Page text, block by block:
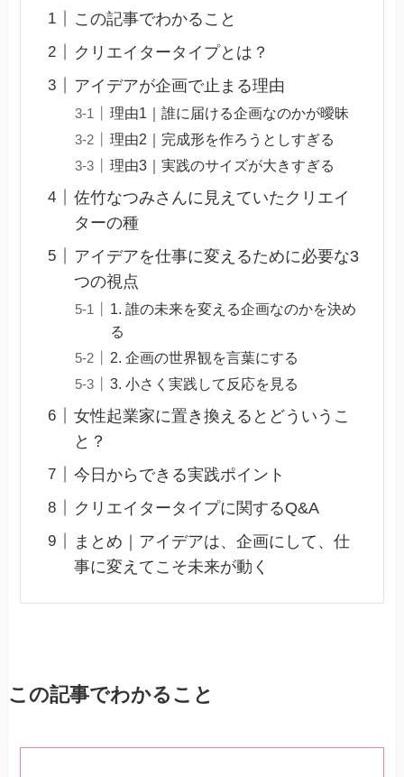
この記事でわかること
クリエイタータイプとは？
アイデアが企画で止まる理由
理由1｜誰に届ける企画なのかが曖昧
理由2｜完成形を作ろうとしすぎる
理由3｜実践のサイズが大きすぎる
佐竹なつみさんに見えていたクリエイ
ターの種
アイデアを仕事に変えるために必要な3
つの視点
1. 誰の未来を変える企画なのかを決め
る
2. 企画の世界観を言葉にする
3. 小さく実践して反応を見る
女性起業家に置き換えるとどういうこ
と？
今日からできる実践ポイント
クリエイタータイプに関するQ&A
まとめ｜アイデアは、企画にして、仕
事に変えてこそ未来が動く
この記事でわかること